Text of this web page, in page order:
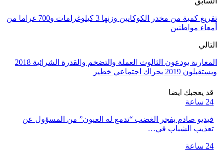
تفريغ كمية من مخدر الكوكايين وزنها 3 كيلوغرامات و700 غراما من
أمعاء مواطنين
التالي
المغاربة يودعون الثالوث العملة والتضخم والقدرة الشرائية 2018
ويستقبلون 2019 بحراك اجتماعي خطير
قد يعجبك ايضا
24 ساعة
فيديو صادم يفجر الغضب “تدمع له العيون” من المسؤول عن
تعذيب الشباب في…
24 ساعة